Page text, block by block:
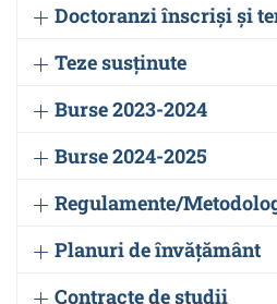
Doctoranzi înscriși și
Teze susținute
Burse 2023-2024
Burse 2024-2025
Regulamente/
Planuri de învățământ
Contracte de studii